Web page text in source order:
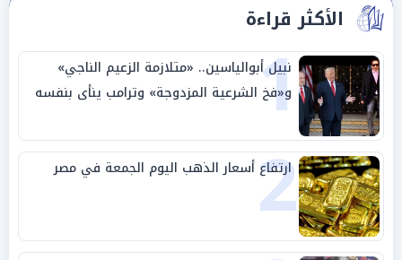
الأكثر قراءة
1
نبيل أبوالياسين.. «متلازمة الزعيم الناجي»
و«فخ الشرعية المزدوجة» وترامب ينأى بنفسه
وحليفه في «ميتم استراتيجي»
2
ارتفاع أسعار الذهب اليوم الجمعة في مصر